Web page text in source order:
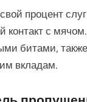
процент
с
битами,
вкладам.